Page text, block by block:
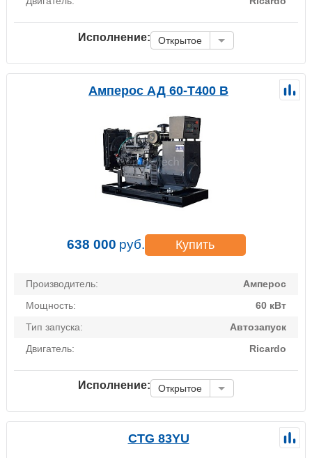
Исполнение: Открытое
Амперос АД 60-Т400 B
638 000 руб. Купить
Производитель:
Амперос
Мощность:
60 кВт
Тип запуска:
Автозапуск
Двигатель:
Ricardo
Исполнение: Открытое
CTG 83YU